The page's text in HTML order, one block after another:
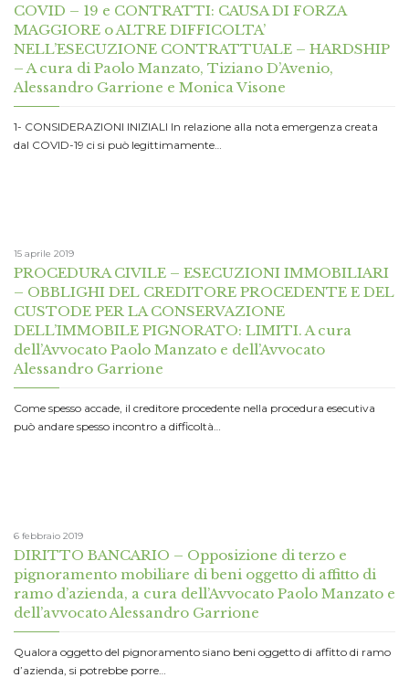
COVID – 19 e CONTRATTI: CAUSA DI FORZA
MAGGIORE o ALTRE DIFFICOLTA’
NELL’ESECUZIONE CONTRATTUALE – HARDSHIP
– A cura di Paolo Manzato, Tiziano D’Avenio,
Alessandro Garrione e Monica Visone
1- CONSIDERAZIONI INIZIALI In relazione alla nota emergenza creata
dal COVID-19 ci si può legittimamente…
15 aprile 2019
PROCEDURA CIVILE – ESECUZIONI IMMOBILIARI
– OBBLIGHI DEL CREDITORE PROCEDENTE E DEL
CUSTODE PER LA CONSERVAZIONE
DELL’IMMOBILE PIGNORATO: LIMITI. A cura
dell’Avvocato Paolo Manzato e dell’Avvocato
Alessandro Garrione
Come spesso accade, il creditore procedente nella procedura esecutiva
può andare spesso incontro a difficoltà…
6 febbraio 2019
DIRITTO BANCARIO – Opposizione di terzo e
pignoramento mobiliare di beni oggetto di affitto di
ramo d’azienda, a cura dell’Avvocato Paolo Manzato e
dell’avvocato Alessandro Garrione
Qualora oggetto del pignoramento siano beni oggetto di affitto di ramo
d’azienda, si potrebbe porre…